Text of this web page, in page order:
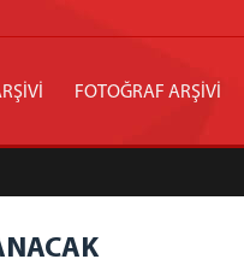
FOTOĞRAF ARŞİVİ